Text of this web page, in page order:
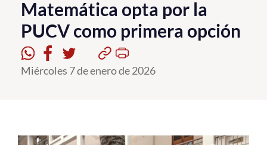
Investigación, Creación e Innovación
PUCV Internacional
Vinculación con el Medio
Postgrado
Matemática opta por la
PUCV como primera opción
Miércoles 7 de enero de 2026